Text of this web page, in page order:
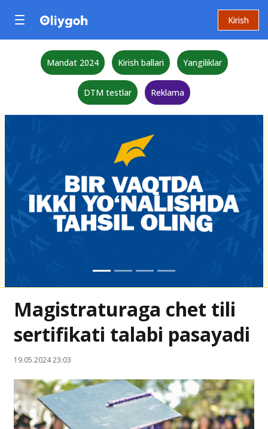
Kirish
Mandat 2024 Kirish ballari Yangiliklar
DTM testlar Reklama
Magistraturaga chet tili
sertifikati talabi pasayadi
19.05.2024 23:03